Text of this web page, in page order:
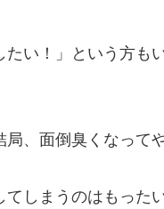
い！」という方
、面倒臭くなって
しまうのはもった